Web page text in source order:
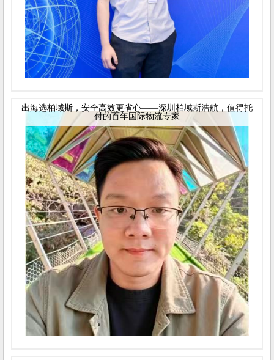
出海选柏域斯，安全高效更省心——深圳柏域斯浩航，值得托
付的百年国际物流专家